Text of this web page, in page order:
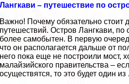
Лангкави – путешествие по
Важно! Почему обязательно стоит
путешествий. Остров Лангкави,
более самобытен. В первую
что он располагается дальше от
него пока еще не построили мост,
малайзийского правительства –
осуществятся, то это будет один